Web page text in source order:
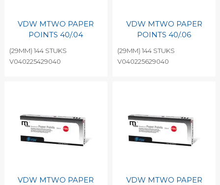
VDW MTWO PAPER
POINTS 40/.04
(29MM) 144 STUKS
V040225429040
VDW MTWO PAPER
POINTS 40/.06
(29MM) 144 STUKS
V040225629040
VDW MTWO PAPER
VDW MTWO PAPER